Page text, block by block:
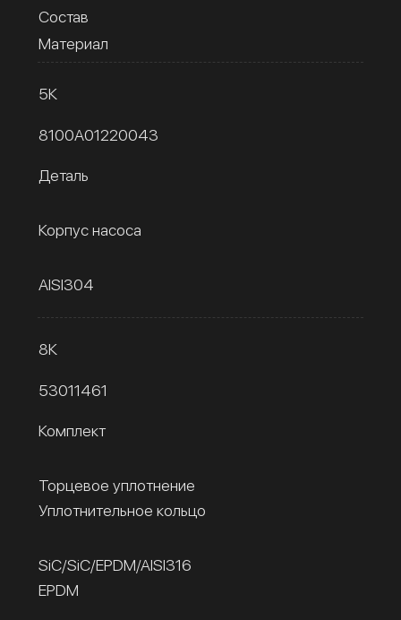
Состав
Материал
5К
8100A01220043
Деталь
Корпус насоса
AISI304
8К
53011461
Комплект
Торцевое уплотнение
Уплотнительное кольцо
SiC/SiC/EPDM/AISI316
EPDM